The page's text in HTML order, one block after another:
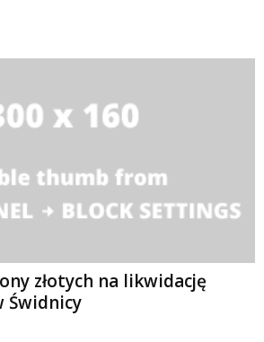
złotych na likwidację
Świdnicy